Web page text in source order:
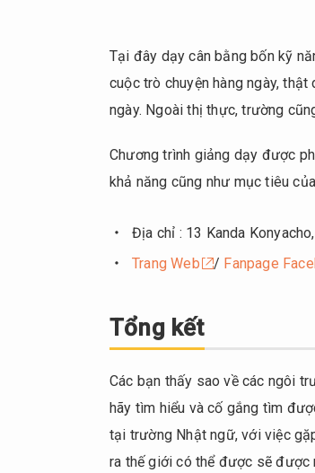
Tại đây dạy cân bằng bốn kỹ
cuộc trò chuyện hàng ngày,
ngày. Ngoài thị thực, trường
Chương trình giảng dạy được
khả năng cũng như mục tiêu
Địa chỉ : 13 Kanda
Trang Web
/ Fanpage
Tổng kết
Các bạn thấy sao về các ngôi
hãy tìm hiểu và cố gắng tìm
tại trường Nhật ngữ, với việc
ra thế giới có thể được sẽ được